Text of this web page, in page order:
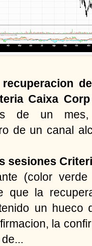
Caixa Corp
de un
de un canal
sesiones
(color
que la
un hueco
la